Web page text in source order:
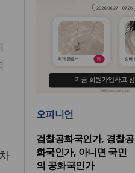
오피니언
검찰공화국인가, 경찰공
화국인가, 아니면 국민
의 공화국인가